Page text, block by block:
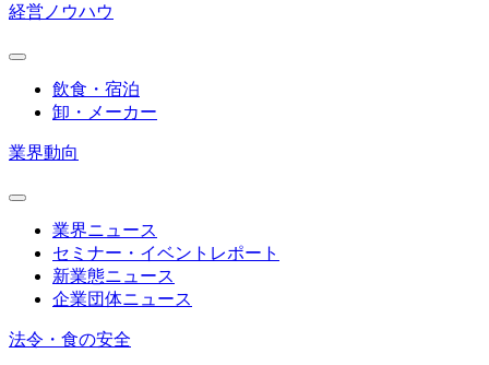
経営ノウハウ
飲食・宿泊
卸・メーカー
業界動向
業界ニュース
セミナー・イベントレポート
新業態ニュース
企業団体ニュース
法令・食の安全